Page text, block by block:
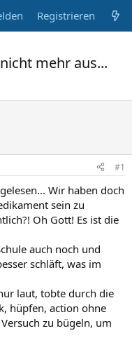
Registrieren
mehr aus...
#1
Wir haben doch
sein zu
Oh Gott! Es ist die
auch noch und
schläft, was im
laut, tobte durch die
hüpfen, action ohne
zu bügeln, um